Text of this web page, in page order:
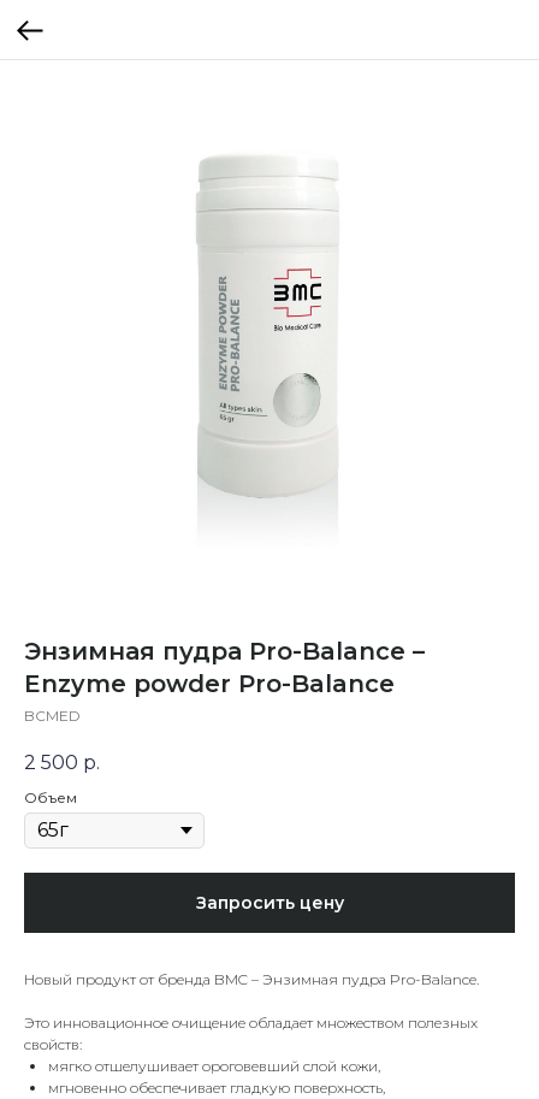
Энзимная пудра Pro-Balance –
Enzyme powder Pro-Balance
BCMED
2 500 р.
Объем
Запросить цену
Новый продукт от бренда BMC – Энзимная пудра Pro-Balance.
Это инновационное очищение обладает множеством полезных
свойств:
мягко отшелушивает ороговевший слой кожи,
мгновенно обеспечивает гладкую поверхность,